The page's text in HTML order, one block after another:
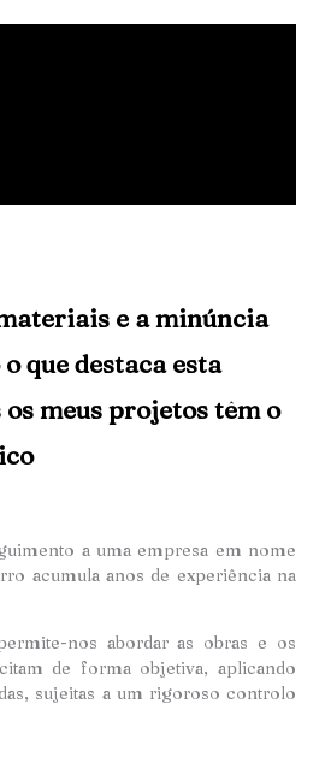
e a minúncia
que destaca esta
os meus projetos têm o
a uma empresa em nome
acumula anos de experiência na
nos abordar as obras e os
de forma objetiva, aplicando
sujeitas a um rigoroso controlo